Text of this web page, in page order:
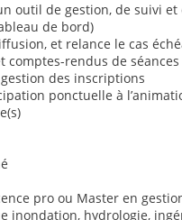
outil de gestion, de suivi
de bord)
et relance le cas
comptes-rendus de
des inscriptions
ponctuelle à
pro ou Master en
inondation, hydrologie,